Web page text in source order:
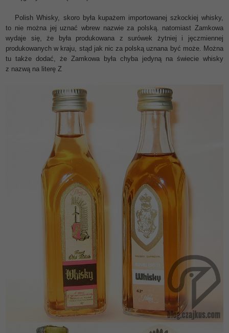
Polish Whisky, skoro była kupażem importowanej szkockiej whisky,
to nie można jej uznać wbrew nazwie za polską. natomiast Zamkowa
wydaje się, że była produkowana z surówek żytniej i jęczmiennej
produkowanych w kraju, stąd jak nic za polską uznana być może. Można
tu także dodać, że Zamkowa była chyba jedyną na świecie whisky
z nazwą na literę Z